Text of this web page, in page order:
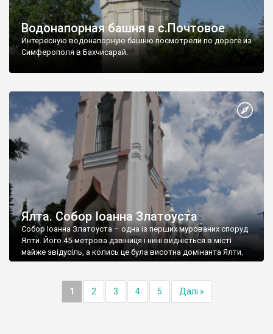
Водонапорная башня в с.Почтовое
Интересную водонапорную башню посмотрели по дороге из
Симферополя в Бахчисарай.
Ялта. Собор Іоанна Златоуста
Собор Іоанна Златоуста – одна із перших мурованих споруд
Ялти. Його 45-метрова дзвіниця і нині видніється в місті
майже звідусіль, а колись це була висотна домінанта Ялти.
1 2 3 4 5 Далі »